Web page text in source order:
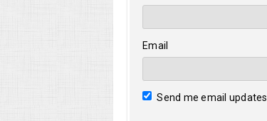
Email
Send me email updates